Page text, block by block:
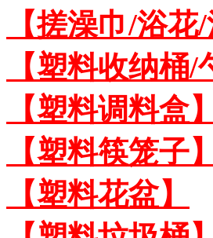
【搓澡巾/浴
【塑料收纳桶/
【塑料调料盒】
【塑料筷笼子】
【塑料花盆】